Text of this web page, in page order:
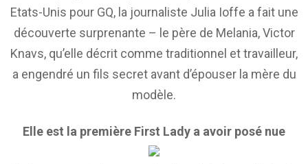
Etats-Unis pour GQ, la journaliste Julia Ioffe a fait une
découverte surprenante – le père de Melania, Victor
Knavs, qu’elle décrit comme traditionnel et travailleur,
a engendré un fils secret avant d’épouser la mère du
modèle.
Elle est la première First Lady a avoir posé nue